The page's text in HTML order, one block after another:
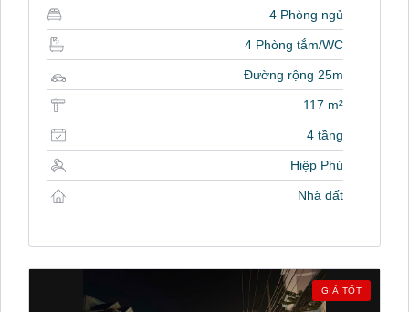
4 Phòng ngủ
4 Phòng tắm/WC
Đường rộng 25m
117 m²
4 tầng
Hiệp Phú
Nhà đất
GIÁ TỐT